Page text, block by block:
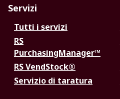
Servizi
Tutti i servizi
RS
PurchasingManager™
RS VendStock®
Servizio di taratura